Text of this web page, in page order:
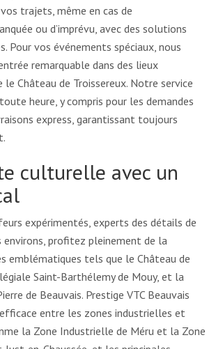
trajets, même en cas de
ou d’imprévu, avec des solutions
Pour vos événements spéciaux, nous
remarquable dans des lieux
Château de Troissereux. Notre service
heure, y compris pour les demandes
express, garantissant toujours
culturelle avec un
expérimentés, experts des détails de
environs, profitez pleinement de la
emblématiques tels que le Château de
Saint-Barthélemy de Mouy, et la
de Beauvais. Prestige VTC Beauvais
entre les zones industrielles et
la Zone Industrielle de Méru et la Zone